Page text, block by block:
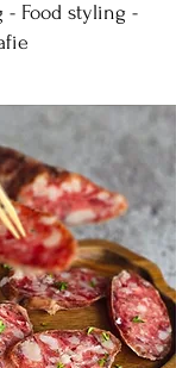
- Food styling -